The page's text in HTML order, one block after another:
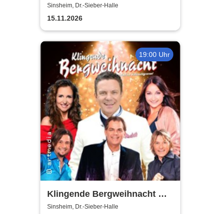
Liberi
Sinsheim, Dr.-Sieber-Halle
15.11.2026
19:00 Uhr
Klingende Bergweihnacht mit
Stefan Mross - Die
Sinsheim, Dr.-Sieber-Halle